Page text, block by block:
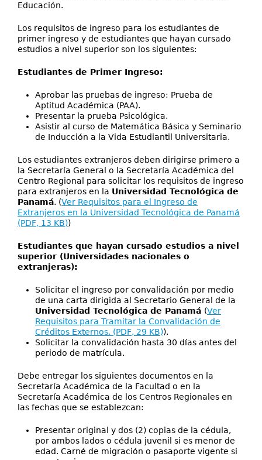
Educación.
Los requisitos de ingreso para los estudiantes de
primer ingreso y de estudiantes que hayan cursado
estudios a nivel superior son los siguientes:
Estudiantes de Primer Ingreso:
Aprobar las pruebas de ingreso: Prueba de
Aptitud Académica (PAA).
Presentar la prueba Psicológica.
Asistir al curso de Matemática Básica y Seminario
de Inducción a la Vida Estudiantil Universitaria.
Los estudiantes extranjeros deben dirigirse primero a
la Secretaría General o la Secretaría Académica del
Centro Regional para solicitar los requisitos de ingreso
para extranjeros en la Universidad Tecnológica de
Panamá. (Ver Requisitos para el Ingreso de
Extranjeros en la Universidad Tecnológica de Panamá
(PDF, 13 KB))
Estudiantes que hayan cursado estudios a nivel
superior (Universidades nacionales o
extranjeras):
Solicitar el ingreso por convalidación por medio
de una carta dirigida al Secretario General de la
Universidad Tecnológica de Panamá (Ver
Requisitos para Tramitar la Convalidación de
Créditos Externos. (PDF, 29 KB)).
Solicitar la convalidación hasta 30 días antes del
periodo de matrícula.
Debe entregar los siguientes documentos en la
Secretaría Académica de la Facultad o en la
Secretaría Académica de los Centros Regionales en
las fechas que se establezcan:
Presentar original y dos (2) copias de la cédula,
por ambos lados o cédula juvenil si es menor de
edad. Carné de migración o pasaporte vigente si